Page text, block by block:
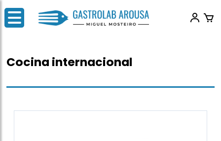
Cocina internacional